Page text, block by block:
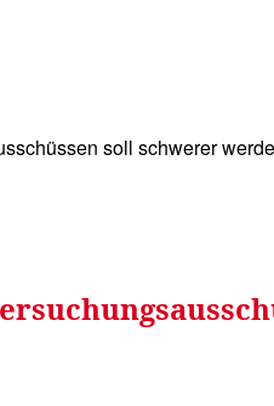
soll schwerer